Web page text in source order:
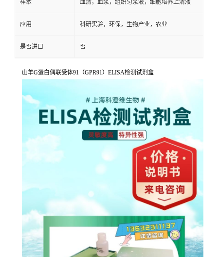
样本 血清，血浆，组织匀浆液，细胞培养上清液
应用 科研实验，环保，生物产业，农业
是否进口 否
山羊G蛋白偶联受体91（GPR91）ELISA检测试剂盒